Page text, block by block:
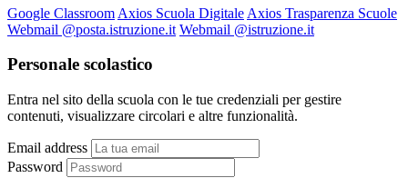
Google Classroom Axios Scuola Digitale Axios Trasparenza Scuole
Webmail @posta.istruzione.it Webmail @istruzione.it
Personale scolastico
Entra nel sito della scuola con le tue credenziali per gestire
contenuti, visualizzare circolari e altre funzionalità.
Email address
Password